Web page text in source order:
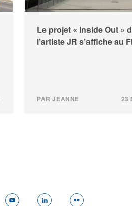
Le projet « Inside Out »
l’artiste JR s’affiche au
PAR JEANNE 23